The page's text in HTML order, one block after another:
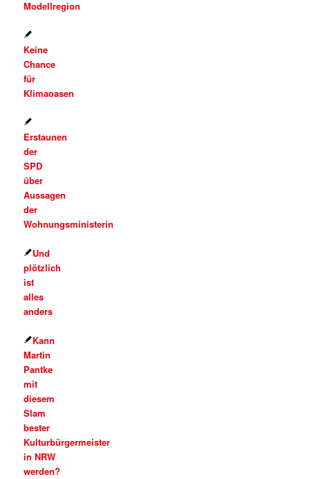
Modellregion
Keine
Chance
für
Klimaoasen
Erstaunen
der
SPD
über
Aussagen
der
Wohnungsministerin
Und
plötzlich
ist
alles
anders
Kann
Martin
Pantke
mit
diesem
Slam
bester
Kulturbürgermeister
in NRW
werden?